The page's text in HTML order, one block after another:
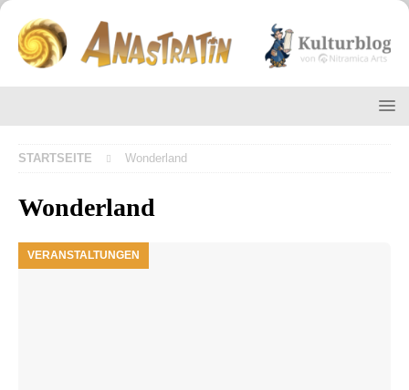
STARTSEITE Wonderland
Wonderland
VERANSTALTUNGEN